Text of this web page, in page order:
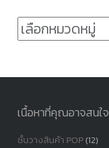
หมวด
เนื้อหาที่คุณอาจสนใจ
ชั้นวางสินค้า POP(12)